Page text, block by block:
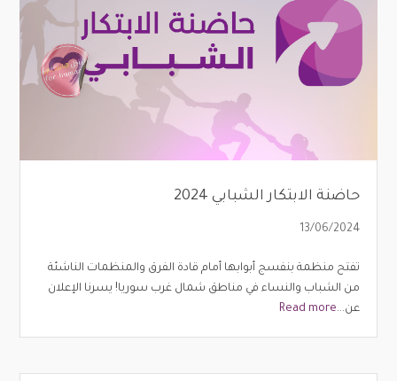
حاضنة الابتكار الشبابي 2024
13/06/2024
تفتح منظمة بنفسج أبوابها أمام قادة الفرق والمنظمات الناشئة
من الشباب والنساء في مناطق شمال غرب سوريا! يسرنا الإعلان
عن...Read more